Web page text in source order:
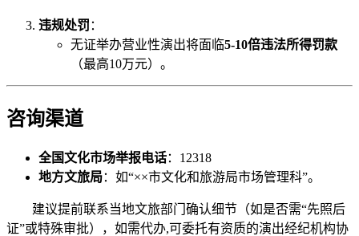
违规处罚 ：
无证举办营业性演出将面临5-10倍违法所得罚款
（最高10万元）。
咨询渠道
全国文化市场举报电话：12318
地方文旅局：如“××市文化和旅游局市场管理科”。
建议提前联系当地文旅部门确认细节（如是否需“先照后
证”或特殊审批），如需代办,可委托有资质的演出经纪机构协